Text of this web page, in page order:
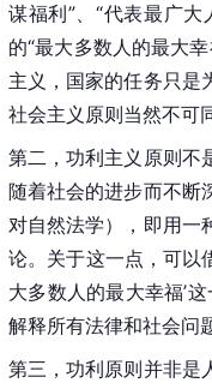
谋福利”、“代表最广
的“最大多数人的最大
主义，国家的任务只是
社会主义原则当然不可
第二，功利主义原则不
随着社会的进步而不断
对自然法学），即用一
论。关于这一点，可以
大多数人的最大幸福’
解释所有法律和社会问
第三，功利原则并非是